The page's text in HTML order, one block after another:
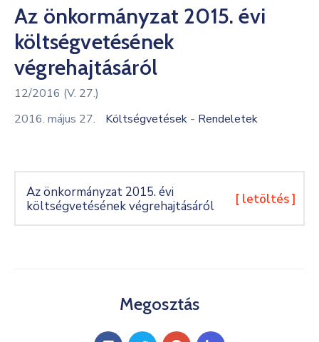
Kultúra
Keresés
Az önkormányzat 2015. évi
költségvetésének
végrehajtásáról
12/2016 (V. 27.)
2016. május 27.
Költségvetések - Rendeletek
Az önkormányzat 2015. évi
költségvetésének végrehajtásáról
[ letöltés ]
Megosztás